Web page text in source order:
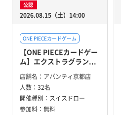
公認
2026.08.15（土）14:00
ONE PIECEカードゲーム
【ONE PIECEカードゲー
ム】エクストラグラン...
店舗名： アバンティ京都店
人数： 32名
開催種別： スイスドロー
参加料： 無料